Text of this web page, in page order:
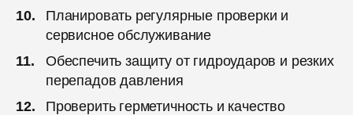
Планировать регулярные проверки и
сервисное обслуживание
Обеспечить защиту от гидроударов и резких
перепадов давления
Проверить герметичность и качество